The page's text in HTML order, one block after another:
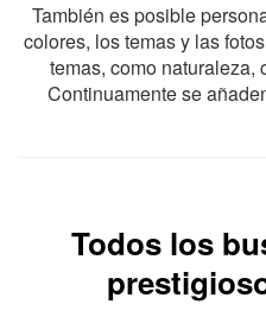
También es posible
colores, los temas y las
temas, como naturaleza,
Continuamente se
Todos los